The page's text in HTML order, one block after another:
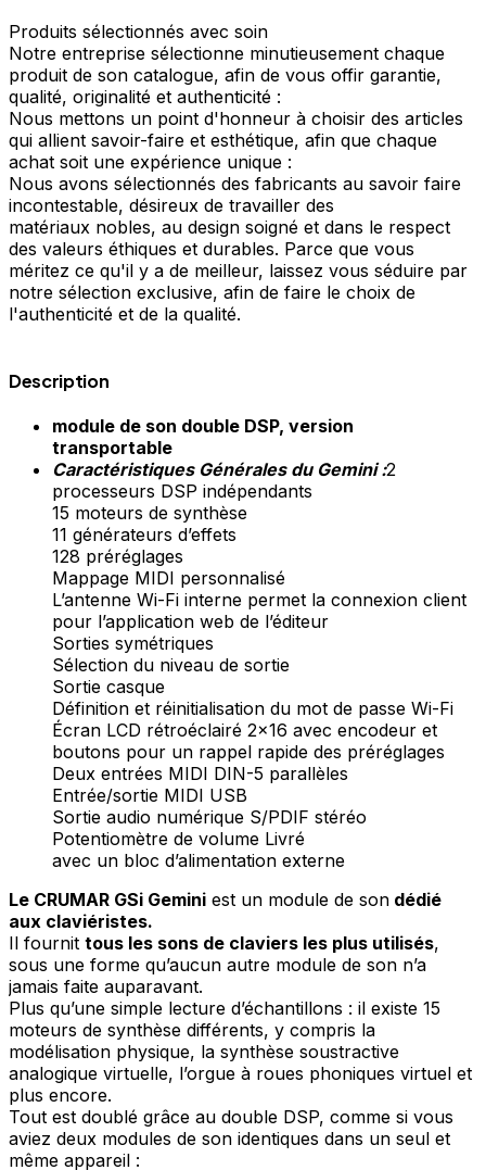
Produits sélectionnés avec soin
Notre entreprise sélectionne minutieusement chaque
produit de son catalogue, afin de vous offir garantie,
qualité, originalité et authenticité :
Nous mettons un point d'honneur à choisir des articles
qui allient savoir-faire et esthétique, afin que chaque
achat soit une expérience unique :
Nous avons sélectionnés des fabricants au savoir faire
incontestable, désireux de travailler des
matériaux nobles, au design soigné et dans le respect
des valeurs éthiques et durables. Parce que vous
méritez ce qu'il y a de meilleur, laissez vous séduire par
notre sélection exclusive, afin de faire le choix de
l'authenticité et de la qualité.
Description
module de son double DSP, version
transportable
Caractéristiques Générales du Gemini :2
processeurs DSP indépendants
15 moteurs de synthèse
11 générateurs d’effets
128 préréglages
Mappage MIDI personnalisé
L’antenne Wi-Fi interne permet la connexion client
pour l’application web de l’éditeur
Sorties symétriques
Sélection du niveau de sortie
Sortie casque
Définition et réinitialisation du mot de passe Wi-Fi
Écran LCD rétroéclairé 2×16 avec encodeur et
boutons pour un rappel rapide des préréglages
Deux entrées MIDI DIN-5 parallèles
Entrée/sortie MIDI USB
Sortie audio numérique S/PDIF stéréo
Potentiomètre de volume Livré
avec un bloc d’alimentation externe
Le CRUMAR GSi Gemini est un module de son dédié
aux claviéristes.
Il fournit tous les sons de claviers les plus utilisés,
sous une forme qu’aucun autre module de son n’a
jamais faite auparavant.
Plus qu’une simple lecture d’échantillons : il existe 15
moteurs de synthèse différents, y compris la
modélisation physique, la synthèse soustractive
analogique virtuelle, l’orgue à roues phoniques virtuel et
plus encore.
Tout est doublé grâce au double DSP, comme si vous
aviez deux modules de son identiques dans un seul et
même appareil :